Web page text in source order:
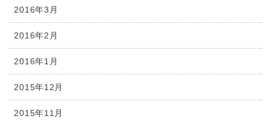
2016年3月
2016年2月
2016年1月
2015年12月
2015年11月